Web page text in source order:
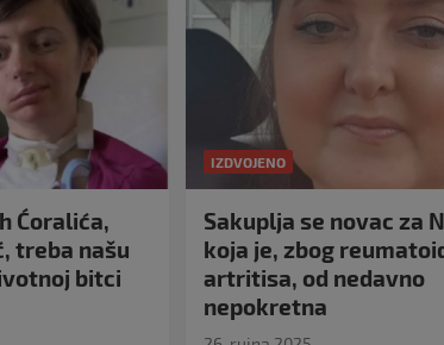
Ćoralića,
treba našu
bitci
IZDVOJENO
Sakuplja se novac za
koja je, zbog
artritisa, od nedavno
nepokretna